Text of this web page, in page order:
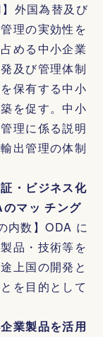
外国為替及び
理の実効性を
める中小企業
及び管理体制
保有する中小
を促す。中小
理に係る説明
出管理の体制
・ビジネス化
マッ チング
内数】ODA に
品・技術等を
上国の開発と
を目的として
業製品を活用